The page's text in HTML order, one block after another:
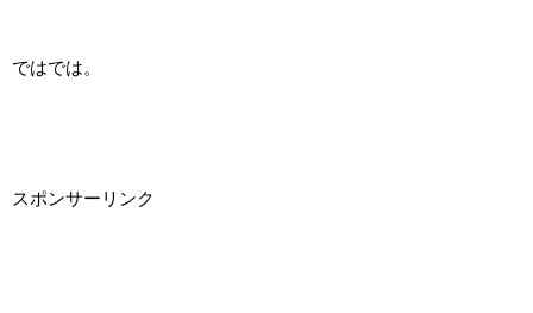
ではでは。
スポンサーリンク